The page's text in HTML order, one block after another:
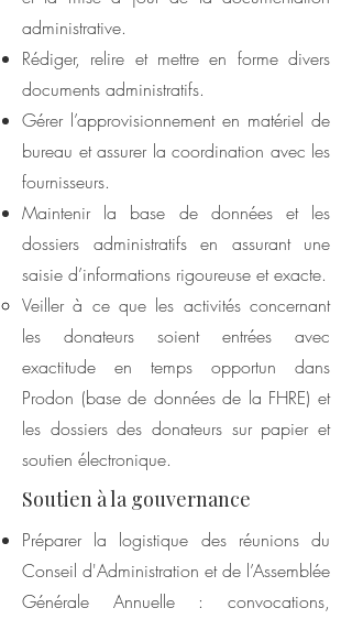
administrative.
Rédiger, relire et mettre en forme divers
documents administratifs.
Gérer l’approvisionnement en matériel de
bureau et assurer la coordination avec les
fournisseurs.
Maintenir la base de données et les
dossiers administratifs en assurant une
saisie d’informations rigoureuse et exacte.
Veiller à ce que les activités concernant
les donateurs soient entrées avec
exactitude en temps opportun dans
Prodon (base de données de la FHRE) et
les dossiers des donateurs sur papier et
soutien électronique.
Soutien à la gouvernance
Préparer la logistique des réunions du
Conseil d'Administration et de l’Assemblée
Générale Annuelle : convocations,